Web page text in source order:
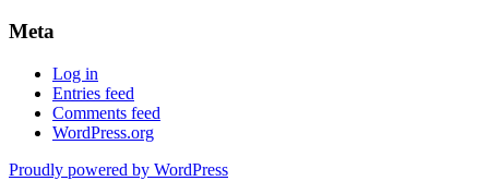
Meta
Log in
Entries feed
Comments feed
WordPress.org
Proudly powered by WordPress